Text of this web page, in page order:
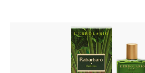
Salta la galleria di immagini